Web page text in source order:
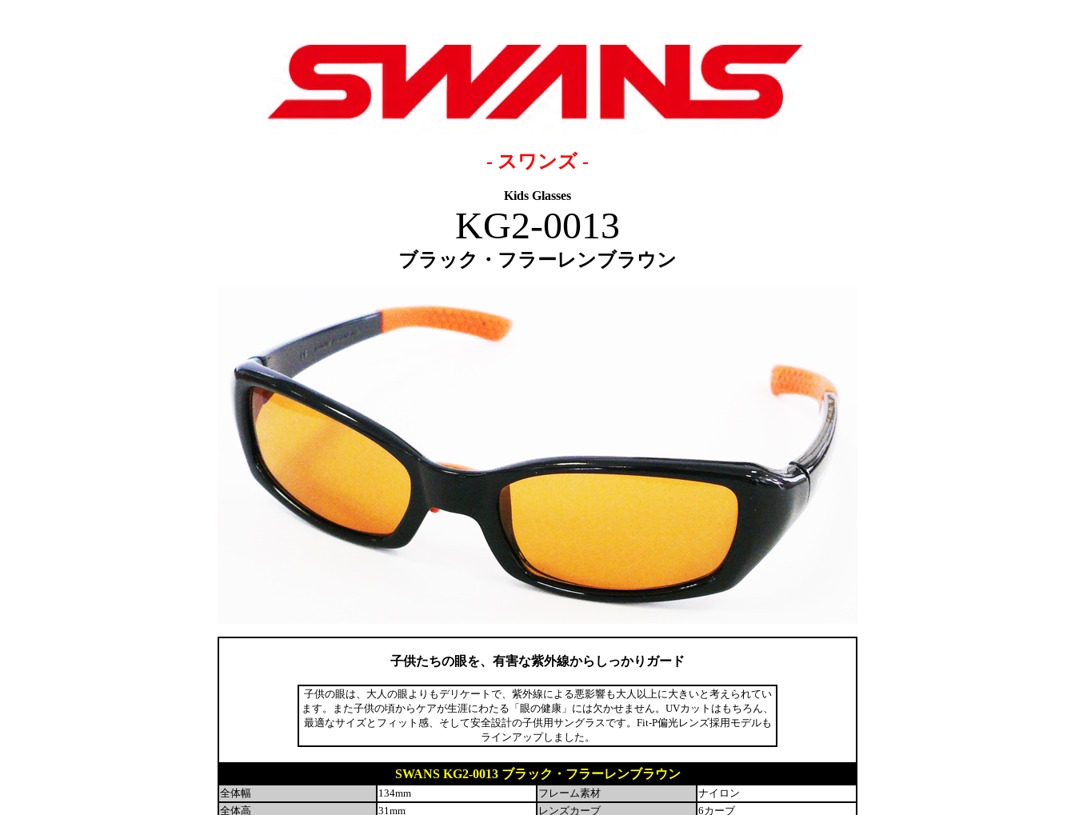
- スワンズ -
Kids Glasses
KG2-0013
ブラック・フラーレンブラウン
子供たちの眼を、有害な紫外線からしっかりガード
子供の眼は、大人の眼よりもデリケートで、紫外線による悪影響も大人以上に大きいと考えられてい
ます。また子供の頃からケアが生涯にわたる「眼の健康」には欠かせません。UVカットはもちろん、
最適なサイズとフィット感、そして安全設計の子供用サングラスです。Fit-P偏光レンズ採用モデルも
ラインアップしました。
SWANS KG2-0013 ブラック・フラーレンブラウン
全体幅 134mm フレーム素材
ナイロン
全体高
31mm レンズカーブ 6カーブ